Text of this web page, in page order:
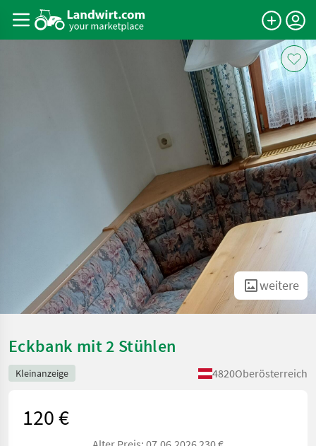
weitere
Eckbank mit 2 Stühlen
Kleinanzeige 4820Oberösterreich
120 €